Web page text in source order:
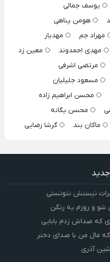
یوسف جمالی
هومن پناهی
مهراد جم
مهدیار
مهدی احمدوند
معین زد
مرتضی اشرفی
مسعود جلیلیان
محسن ابراهیم زاده
محسن یگانه
ماکان بند گرشا رضایی
نیستش نتونستی
و روزم یه رنگن
که صداش زدم بابایی
مال من با صدای دختر
آذری